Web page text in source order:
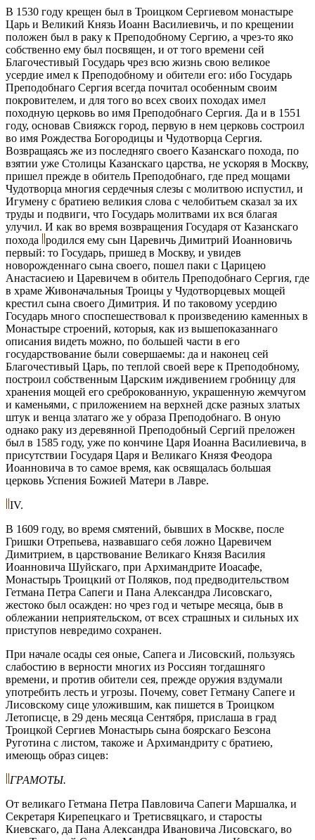
В 1530 году крещен был в Троицком Сергиевом монастыре
Царь и Великий Князь Иоанн Василиевичь, и по крещении
положен был в раку к Преподобному Сергию, а чрез-то яко
собственно ему был посвящен, и от того времени сей
Благочестивый Государь чрез всю жизнь свою великое
усердие имел к Преподобному и обители его: ибо Государь
Преподобнаго Сергия всегда почитал особенным своим
покровителем, и для того во всех своих походах имел
походную церковь во имя Преподобнаго Сергия. Да и в 1551
году, основав Свияжск город, первую в нем церковь состроил
во имя Рождества Богородицы и Чудотворца Сергия.
Возвращаясь же из последняго своего Казанскаго похода, по
взятии уже Столицы Казанскаго царства, не ускоряя в Москву,
пришел прежде в обитель Преподобнаго, где пред мощами
Чудотворца многия сердечныя слезы с молитвою испустил, и
Игумену с братиею великия слова с челобитьем сказал за их
труды и подвиги, что Государь молитвами их вся благая
улучил. И как во время возвращения Государя от Казанскаго
похода
родился ему сын Царевичь Димитрий Иоанновичь
первый: то Государь, пришед в Москву, и увидев
новорожденнаго сына своего, пошел паки с Царицею
Анастасиею и Царевичем в обитель Преподобнаго Сергия, где
в храме Живоначальныя Троицы у Чудотворцевых мощей
крестил сына своего Димитрия. И по таковому усердию
Государь много споспешествовал к произведению каменных в
Монастыре строений, которыя, как из вышепоказаннаго
описания видеть можно, по большей части в его
государствование были совершаемы: да и наконец сей
Благочестивый Царь, по теплой своей вере к Преподобному,
построил собственным Царским иждивением гробницу для
хранения мощей его среброкованную, украшенную жемчугом
и каменьями, с приложением на верхней дске разных златых
штук и венца златаго же у образа Преподобнаго. В оную
однако раку из деревянной Преподобный Сергий преложен
был в 1585 году, уже по кончине Царя Иоанна Василиевича, в
присутствии Государя Царя и Великаго Князя Феодора
Иоанновича в то самое время, как освящалась большая
церковь Успения Божией Матери в Лавре.
IV.
В 1609 году, во время смятений, бывших в Москве, после
Гришки Отрепьева, назвавшаго себя ложно Царевичем
Димитрием, в царствование Великаго Князя Василия
Иоанновича Шуйскаго, при Архимандрите Иоасафе,
Монастырь Троицкий от Поляков, под предводительством
Гетмана Петра Сапеги и Пана Александра Лисовскаго,
жестоко был осажден: но чрез год и четыре месяца, быв в
облежании неприятельском, от всех страшных и сильных их
приступов невредимо сохранен.
При начале осады сея оные, Сапега и Лисовский, пользуясь
слабостию в верности многих из Россиян тогдашняго
времени, и против обители сея, прежде оружия вздумали
употребить лесть и угрозы. Почему, совет Гетману Сапеге и
Лисовскому сице уложившим, как пишется в Троицком
Летописце, в 29 день месяца Сентября, прислаша в град
Троицкой Сергиев Монастырь сына боярскаго Безсона
Руготина с листом, такоже и Архимандриту с братиею,
имеющь образ сицев:
ГРАМОТЫ.
От великаго Гетмана Петра Павловича Сапеги Маршалка, и
Секретаря Кирепецкаго и Третисвяцкаго, и старосты
Киевскаго, да Пана Александра Ивановича Лисовскаго, во